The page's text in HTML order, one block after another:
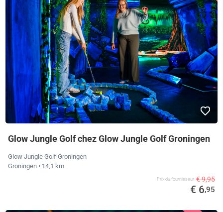
Glow Jungle Golf chez Glow Jungle Golf Groningen
Glow Jungle Golf Groningen
Groningen • 14,1 km
Prix ​​du fournisseur € 9,95
€ 6,95